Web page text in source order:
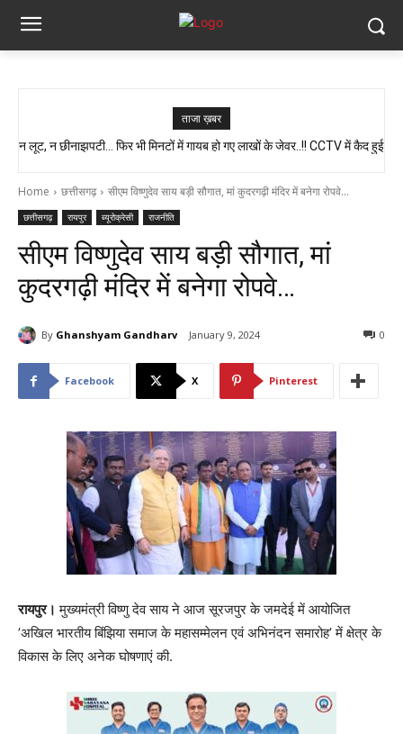
ताजा ख़बर
स्वास्थ्य मंत्री श्याम बिहारी जायसवाल का बड़ा बयान, कहा- प्रदेश में कोई भी झोलाछाप
न लूट, न छीनाझपटी… फिर भी मिनटों में गायब हो गए लाखों के जेवर..!! CCTV में कैद हुई
Home छत्तीसगढ़ सीएम विष्णुदेव साय बड़ी सौगात, मां कुदरगढ़ी मंदिर में बनेगा रोपवे...
छत्तीसगढ़ रायपुर ब्यूरोक्रेसी राजनीति
सीएम विष्णुदेव साय बड़ी सौगात, मां
कुदरगढ़ी मंदिर में बनेगा रोपवे…
By Ghanshyam Gandharv January 9, 2024 0
Facebook X Pinterest
रायपुर। मुख्यमंत्री विष्णु देव साय ने आज सूरजपुर के जमदेई में आयोजित
’अखिल भारतीय बिंझिया समाज के महासम्मेलन एवं अभिनंदन समारोह’ में क्षेत्र के
विकास के लिए अनेक घोषणाएं की.